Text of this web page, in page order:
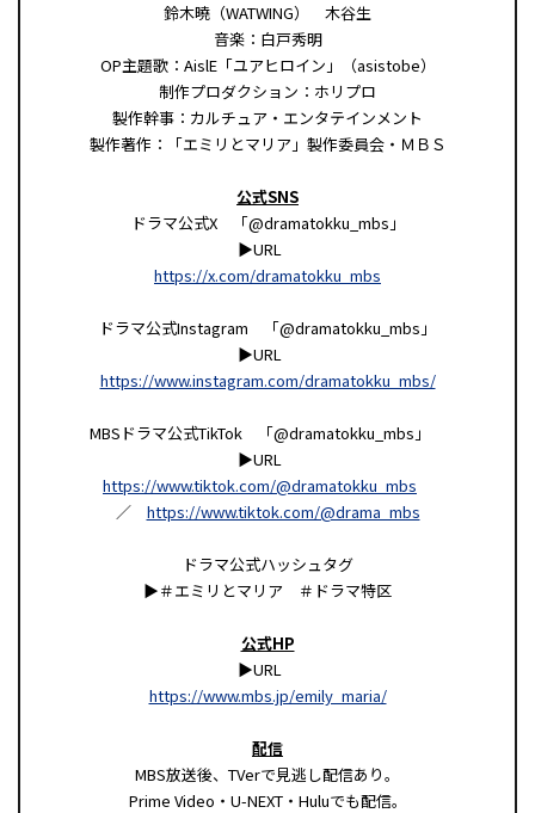
鈴木曉（WATWING） 木谷生
音楽：白戸秀明
OP主題歌：AislE「ユアヒロイン」（asistobe）
制作プロダクション：ホリプロ
製作幹事：カルチュア・エンタテインメント
製作著作：「エミリとマリア」製作委員会・ＭＢＳ
公式SNS
ドラマ公式X 「@dramatokku_mbs」
▶URL
https://x.com/dramatokku_mbs
ドラマ公式Instagram 「@dramatokku_mbs」
▶URL
https://www.instagram.com/dramatokku_mbs/
MBSドラマ公式TikTok 「@dramatokku_mbs」
▶URL
https://www.tiktok.com/@dramatokku_mbs
／ https://www.tiktok.com/@drama_mbs
ドラマ公式ハッシュタグ
▶︎＃エミリとマリア ＃ドラマ特区
公式HP
▶︎URL
https://www.mbs.jp/emily_maria/
配信
MBS放送後、TVerで見逃し配信あり。
Prime Video・U-NEXT・Huluでも配信。